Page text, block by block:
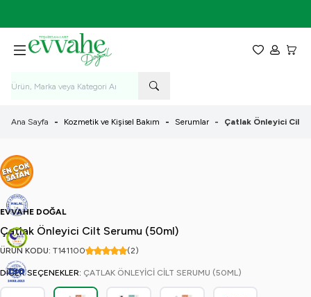
Favorilerim
Hesabım
Ana Sayfa - Kozmetik ve Kişisel Bakım - Serumlar - Çatlak Önleyici Cilt
EVVAHE DOĞAL
Çatlak Önleyici Cilt Serumu (50ml)
ÜRÜN KODU: T141100 (2)
DIĞER SEÇENEKLER: ÇATLAK ÖNLEYICI CILT SERUMU (50ML)